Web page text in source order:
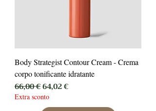
Body Strategist Contour Cream - Crema
corpo tonificante idratante
Prezzo regolare
66,00 €Prezzo scontato
64,02 €
Extra sconto